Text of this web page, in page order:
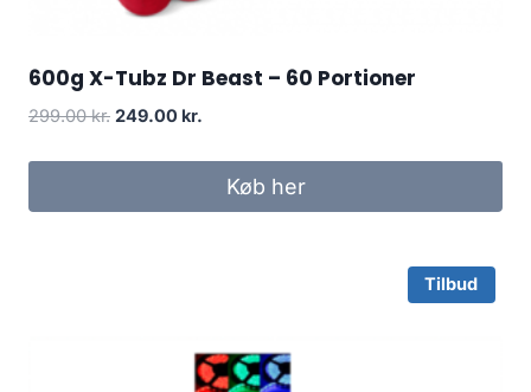
600g X-Tubz Dr Beast – 60 Portioner
299.00kr. Original
249.00 kr.
249.00 kr..
Køb her
Tilbud